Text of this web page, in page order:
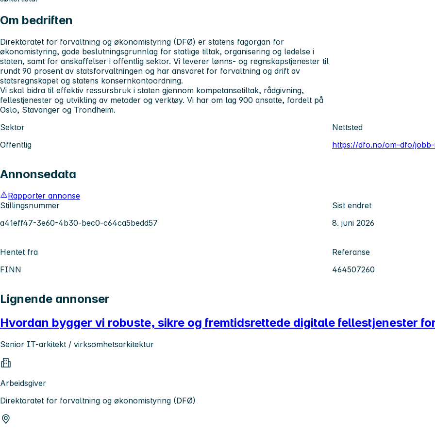
Om bedriften
Direktoratet for forvaltning og økonomistyring (DFØ) er statens fagorgan for
økonomistyring, gode beslutningsgrunnlag for statlige tiltak, organisering og ledelse i
staten, samt for anskaffelser i offentlig sektor. Vi leverer lønns- og regnskapstjenester til
rundt 90 prosent av statsforvaltningen og har ansvaret for forvaltning og drift av
statsregnskapet og statens konsernkontoordning.
Vi skal bidra til effektiv ressursbruk i staten gjennom kompetansetiltak, rådgivning,
fellestjenester og utvikling av metoder og verktøy. Vi har om lag 900 ansatte, fordelt på
Oslo, Stavanger og Trondheim.
Sektor
Offentlig
Nettsted
https://dfo.no/om-dfo/
Annonsedata
Rapporter annonse
Stillingsnummer
a41eff47-3e60-4b30-bec0-c64ca5bedd57
Sist endret
8. juni 2026
Hentet fra
FINN
Referanse
464507260
Lignende annonser
Hvordan bygger vi robuste, sikre og fremtidsrettede digitale fellestjenester
Senior IT-arkitekt / virksomhetsarkitektur
Arbeidsgiver
Direktoratet for forvaltning og økonomistyring (DFØ)